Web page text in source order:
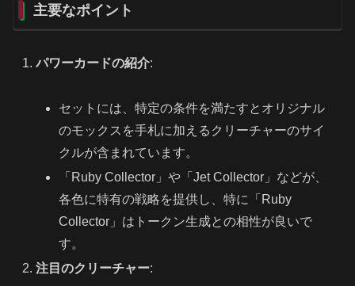
主要なポイント
パワーカードの紹介:
セットには、特定の条件を満たすとオリジナル
のモックスを手札に加えるクリーチャーのサイ
クルが含まれています。
「Ruby Collector」や「Jet Collector」などが、
各色に特有の戦略を提供し、特に「Ruby
Collector」はトークン生成との相性が良いで
す。
注目のクリーチャー: